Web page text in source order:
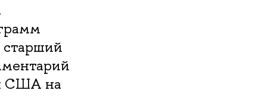
старший
США на